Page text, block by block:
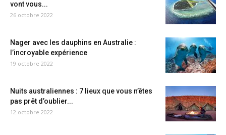
vont vous...
26 octobre 2022
Nager avec les dauphins en Australie :
l’incroyable expérience
19 octobre 2022
Nuits australiennes : 7 lieux que vous n’êtes
pas prêt d’oublier...
12 octobre 2022